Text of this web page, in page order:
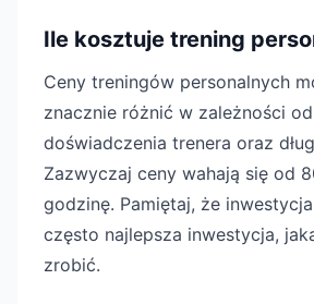
Ile kosztuje trening
Ceny treningów personalnych
znacznie różnić w zależności
doświadczenia trenera oraz
Zazwyczaj ceny wahają się od
godzinę. Pamiętaj, że
często najlepsza inwestycja,
zrobić.